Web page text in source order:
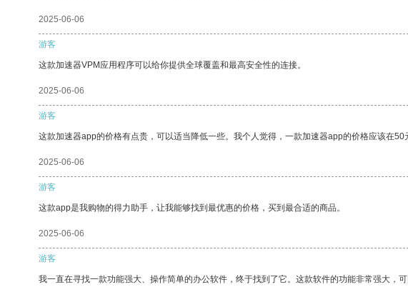
2025-06-06
游客
这款加速器VPM应用程序可以给你提供全球覆盖和最高安全性的连接。
2025-06-06
游客
这款加速器app的价格有点贵，可以适当降低一些。我个人觉得，一款加速器app的价格应该在50
2025-06-06
游客
这款app是我购物的得力助手，让我能够找到最优惠的价格，买到最合适的商品。
2025-06-06
游客
我一直在寻找一款功能强大、操作简单的办公软件，终于找到了它。这款软件的功能非常强大，